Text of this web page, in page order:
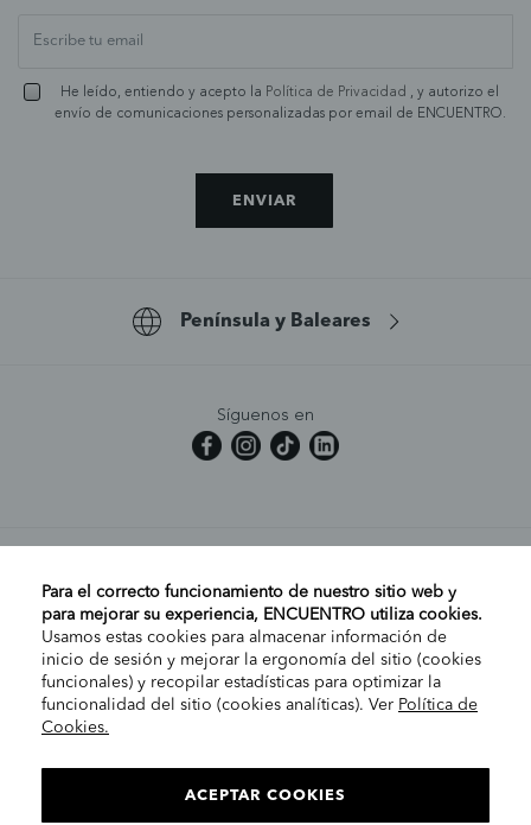
He leído, entiendo y acepto la Política de Privacidad , y autorizo el
envío de comunicaciones personalizadas por email de ENCUENTRO.
ENVIAR
Península y Baleares
Síguenos en
MI CUENTA
AYUDA
EMPRESA
INFORMACIÓN LEGAL
Para el correcto funcionamiento de nuestro sitio web y
para mejorar su experiencia, ENCUENTRO utiliza cookies.
Usamos estas cookies para almacenar información de
inicio de sesión y mejorar la ergonomía del sitio (cookies
funcionales) y recopilar estadísticas para optimizar la
funcionalidad del sitio (cookies analíticas). Ver Política de
Cookies.
ACEPTAR COOKIES